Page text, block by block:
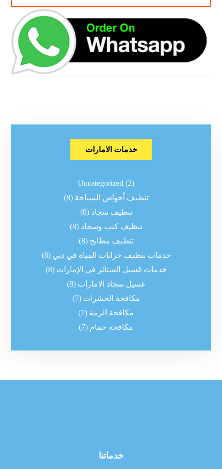
خدمات الامارات
Uncategorized (2)
تنظيف أحواض السباحة (8)
تنظيف سجاد (8)
تنظيف كنب وسجاد (8)
تنظيف مطابخ (8)
خدمات تنظيف خزانات المياه في دبي (8)
خدمات غسيل الستائر في الإمارات (8)
غسيل سجاد الامارات (8)
مكافحة الحشرات (7)
مكافحة الرمة (7)
مكافحة حمام (7)
خدماتنا